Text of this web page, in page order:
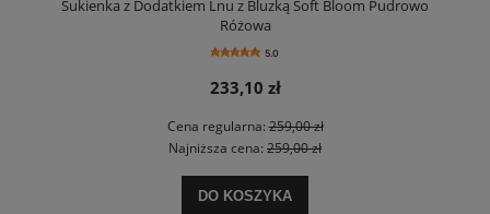
Sukienka z Dodatkiem Lnu z Bluzką Soft Bloom Pudrowo
Różowa
5.0
233,10 zł
Cena regularna:259,00 zł
Najniższa cena: 259,00 zł
DO KOSZYKA